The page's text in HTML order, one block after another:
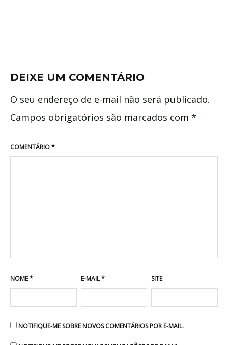
DEIXE UM COMENTÁRIO
O seu endereço de e-mail não será publicado.
Campos obrigatórios são marcados com *
COMENTÁRIO*
NOME* E-MAIL* SITE
NOTIFIQUE-ME SOBRE NOVOS COMENTÁRIOS POR E-MAIL.